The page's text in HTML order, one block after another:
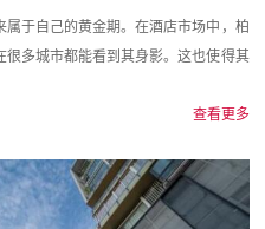
于自己的黄金期。在酒店市场中，柏
多城市都能看到其身影。这也使得其
查看更多